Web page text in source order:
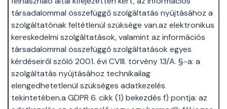
társadalommal összefüggő szolgáltatás nyújtásához a
szolgáltatónak feltétlenül szüksége van.az elektronikus
kereskedelmi szolgáltatások, valamint az információs
társadalommal összefüggő szolgáltatások egyes
kérdéseiről szóló 2001. évi CVIII. törvény 13/A. §-a: a
szolgáltatás nyújtásához technikailag
elengedhetetlenül szükséges adatkezelés
tekintetében.a GDPR 6. cikk (1) bekezdés f) pontja: az